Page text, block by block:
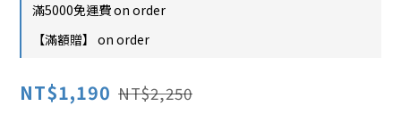
滿5000免運費 on order
【滿額贈】 on order
NT$1,190 NT$2,250